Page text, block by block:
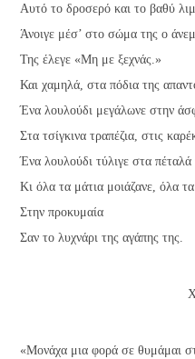
Αυτό το δροσερό και το βαθύ
Άνοιγε μέσ’ στο σώμα της ο
Της έλεγε «Μη με ξεχνάς.»
Και χαμηλά, στα πόδια της
Ένα λουλούδι μεγάλωνε στην
Στα τσίγκινα τραπέζια, στις
Ένα λουλούδι τύλιγε στα
Κι όλα τα μάτια μοιάζανε, όλα
Στην προκυμαία
Σαν το λυχνάρι της αγάπης της.
«Μονάχα μια φορά σε θυμάμαι